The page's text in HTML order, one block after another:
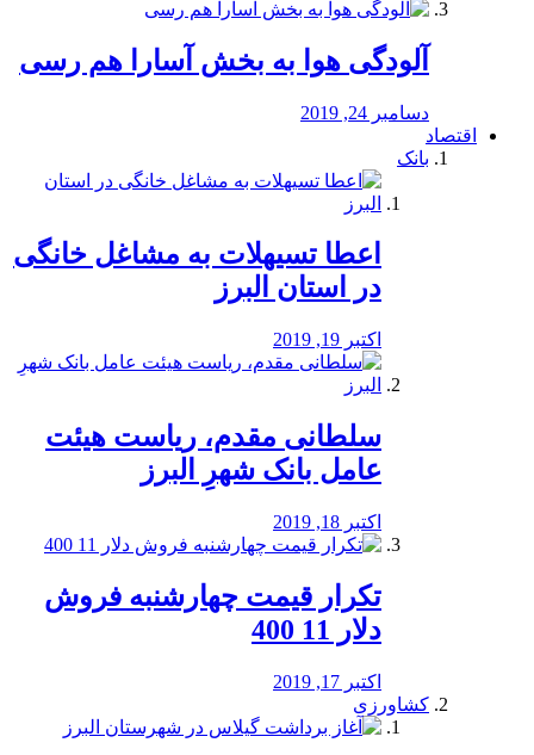
آلودگی هوا به بخش آسارا هم رسی
دسامبر 24, 2019
اقتصاد
بانک
️اعطا تسیهلات به مشاغل خانگی
در استان البرز
اکتبر 19, 2019
سلطانی مقدم، ریاست هیئت
عامل بانک شهرِ البرز
اکتبر 18, 2019
تکرار قیمت چهارشنبه فروش
دلار 11 400
اکتبر 17, 2019
کشاورزی